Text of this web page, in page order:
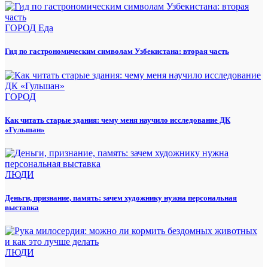
ГОРОД Еда
Гид по гастрономическим символам Узбекистана: вторая часть
ГОРОД
Как читать старые здания: чему меня научило исследование ДК
«Гульшан»
ЛЮДИ
Деньги, признание, память: зачем художнику нужна персональная
выставка
ЛЮДИ